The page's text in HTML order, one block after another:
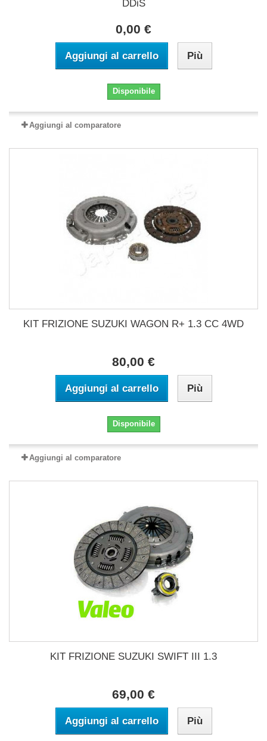
DDiS
0,00 €
Aggiungi al carrello Più
Disponibile
Aggiungi al comparatore
KIT FRIZIONE SUZUKI WAGON R+ 1.3 CC 4WD
80,00 €
Aggiungi al carrello Più
Disponibile
Aggiungi al comparatore
KIT FRIZIONE SUZUKI SWIFT III 1.3
69,00 €
Aggiungi al carrello Più